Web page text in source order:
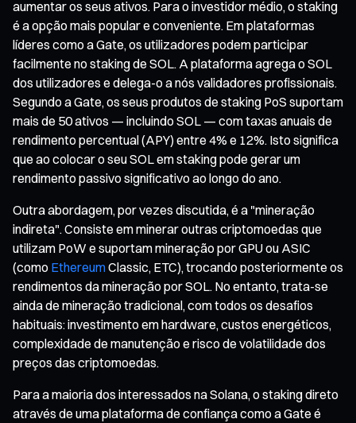
aumentar os seus ativos. Para o investidor médio, o staking
é a opção mais popular e conveniente. Em plataformas
líderes como a Gate, os utilizadores podem participar
facilmente no staking de SOL. A plataforma agrega o SOL
dos utilizadores e delega-o a nós validadores profissionais.
Segundo a Gate, os seus produtos de staking PoS suportam
mais de 50 ativos — incluindo SOL — com taxas anuais de
rendimento percentual (APY) entre 4% e 12%. Isto significa
que ao colocar o seu SOL em staking pode gerar um
rendimento passivo significativo ao longo do ano.
Outra abordagem, por vezes discutida, é a "mineração
indireta". Consiste em minerar outras criptomoedas que
utilizam PoW e suportam mineração por GPU ou ASIC
(como EthereumClassic, ETC), trocando posteriormente os
rendimentos da mineração por SOL. No entanto, trata-se
ainda de mineração tradicional, com todos os desafios
habituais: investimento em hardware, custos energéticos,
complexidade de manutenção e risco de volatilidade dos
preços das criptomoedas.
Para a maioria dos interessados na Solana, o staking direto
através de uma plataforma de confiança como a Gate é